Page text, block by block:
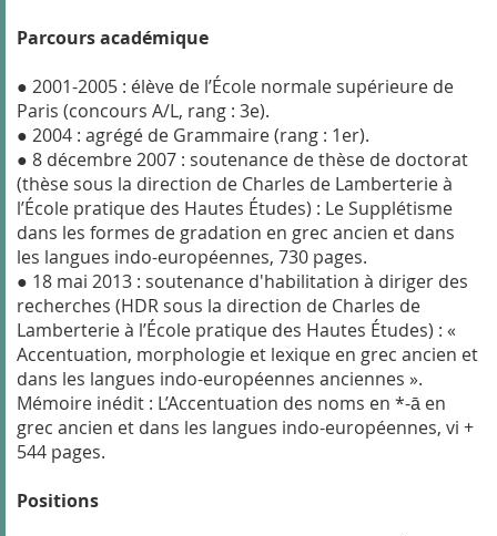
Parcours académique
● 2001-2005 : élève de l’École normale supérieure de
Paris (concours A/L, rang : 3e).
● 2004 : agrégé de Grammaire (rang : 1er).
● 8 décembre 2007 : soutenance de thèse de doctorat
(thèse sous la direction de Charles de Lamberterie à
l’École pratique des Hautes Études) : Le Supplétisme
dans les formes de gradation en grec ancien et dans
les langues indo-européennes, 730 pages.
● 18 mai 2013 : soutenance d'habilitation à diriger des
recherches (HDR sous la direction de Charles de
Lamberterie à l’École pratique des Hautes Études) : «
Accentuation, morphologie et lexique en grec ancien et
dans les langues indo-européennes anciennes ».
Mémoire inédit : L’Accentuation des noms en *-ā en
grec ancien et dans les langues indo-européennes, vi +
544 pages.
Positions